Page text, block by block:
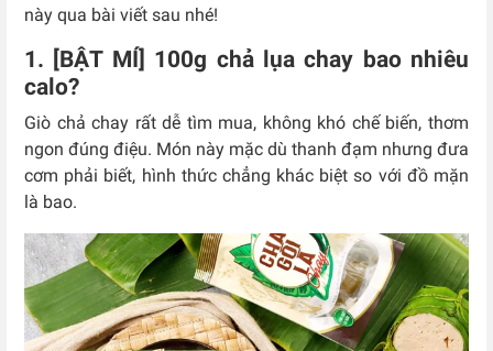
này qua bài viết sau nhé!
1. [BẬT MÍ] 100g chả lụa chay bao nhiêu
calo?
Giò chả chay rất dễ tìm mua, không khó chế biến, thơm
ngon đúng điệu. Món này mặc dù thanh đạm nhưng đưa
cơm phải biết, hình thức chẳng khác biệt so với đồ mặn
là bao.